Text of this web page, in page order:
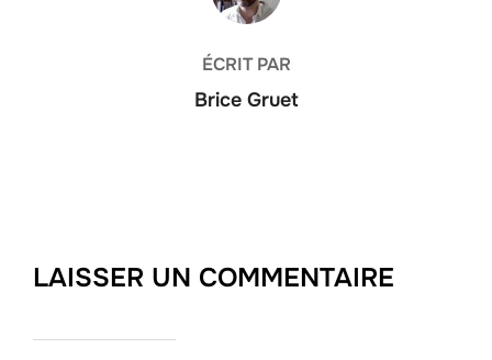
ÉCRIT PAR
Brice Gruet
LAISSER UN COMMENTAIRE